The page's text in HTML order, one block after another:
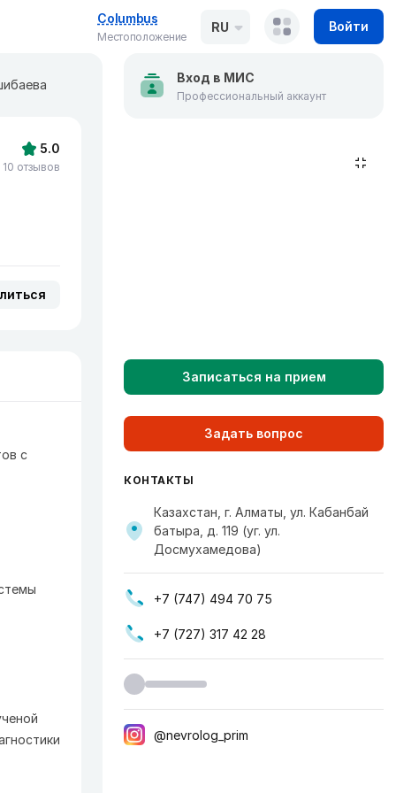
Columbus
Местоположение
RU Войти
5.0
10 отзывов
с
Вход в МИС
Профессиональный аккаунт
Записаться на прием
Задать вопрос
КОНТАКТЫ
Казахстан, г. Алматы, ул. Кабанбай
батыра, д. 119 (уг. ул.
Досмухамедова)
+7 (747) 494 70 75
+7 (727) 317 42 28
@nevrolog_prim